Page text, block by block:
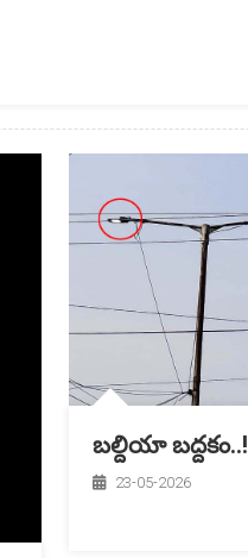
బల్దియా బద్దకం..!
23-05-2026